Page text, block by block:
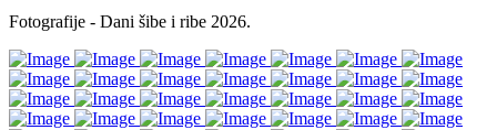
Fotografije - Dani šibe i ribe 2026.